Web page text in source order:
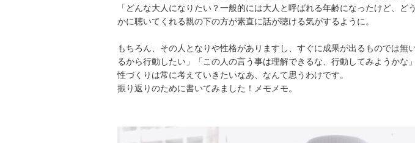
「どんな大人になりたい？一般的には大人と呼ばれる年齢になったけど、ど
かに聴いてくれる親の下の方が素直に話が聴ける気がするように。
もちろん、その人となりや性格がありますし、すぐに成果が出るものでは無
るから行動したい」「この人の言う事は理解できるな、行動してみようかな
性づくりは常に考えていきたいなあ、なんて思うわけです。
振り返りのために書いてみました！メモメモ。